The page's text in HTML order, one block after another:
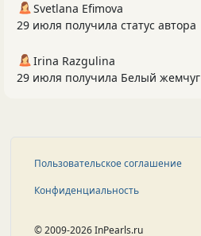
Svetlana Efimova
29 июля получила статус автора
Irina Razgulina
29 июля получила Белый жемчуг
Пользовательское соглашение
Конфиденциальность
© 2009-2026 InPearls.ru